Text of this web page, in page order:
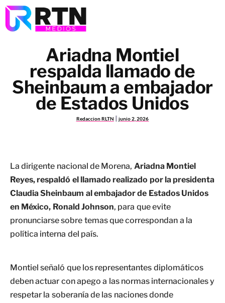
Ariadna Montiel
respalda llamado de
Sheinbaum a embajador
de Estados Unidos
Redaccion RLTN junio 2, 2026
La dirigente nacional de Morena, Ariadna Montiel
Reyes, respaldó el llamado realizado por la presidenta
Claudia Sheinbaum al embajador de Estados Unidos
en México, Ronald Johnson, para que evite
pronunciarse sobre temas que correspondan a la
política interna del país.
Montiel señaló que los representantes diplomáticos
deben actuar con apego a las normas internacionales y
respetar la soberanía de las naciones donde